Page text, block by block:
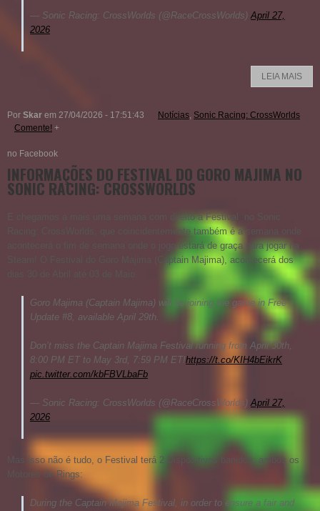
— Sonic Racing: CrossWorlds (@RaceCrossWorlds)April 27,
2026
LEIA MAIS
Por Skar em 27/04/2026 - 17:51:43 Notícias, Sonic Racing: CrossWorlds
Comente! +
no Facebook
INFORMAÇÕES DO FESTIVAL DO GORO MAJIMA NO
SONIC RACING: CROSSWORLDS
E chegamos a mais uma semana com direito a Festival no Sonic
Racing: CrossWorlds, que coincidentemente também é a semana onde
acontecerá o fim de semana onde o jogo estará de graça para jogar na
Goro Majima (Captain Majima), acontecerá dos
Goro Majima (Captain Majima) will be joining the game in Free
Update #8, available April 29th.
Don’t miss the Captain Majima Festival running from April 30th,
8:00 PM ET to May 3rd, 7:59 PM ET!https://t.co/KIH4bEikrK
pic.twitter.com/kbFBVLbaFb
— Sonic Racing: CrossWorlds (@RaceCrossWorlds)April 27,
2026
Mas isso não é tudo, o Festival terá 2 Dispositivos banidos: ambos os
Motores de Rings:
During the Captain Majima Festival, in order to ensure a fair and